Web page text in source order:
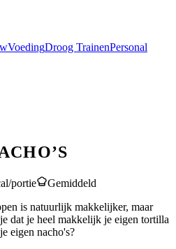
VoedingDroog TrainenPersonal
portie
Gemiddeld
is natuurlijk makkelijker, maar
dat je heel makkelijk je eigen tortilla
eigen nacho's?